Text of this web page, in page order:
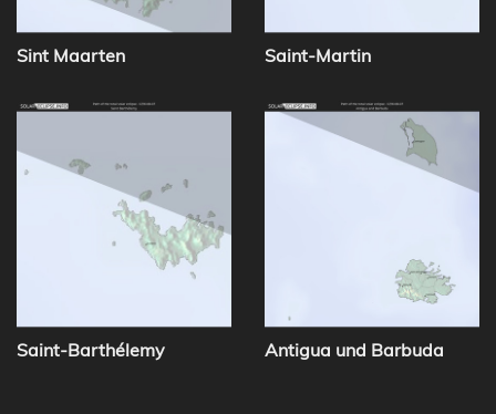
Sint Maarten Saint-Martin
Saint-Barthélemy Antigua und Barbuda